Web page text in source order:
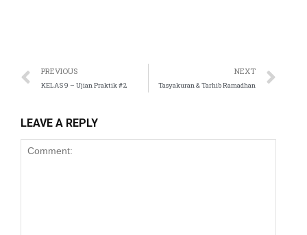
PREVIOUS
KELAS 9 – Ujian Praktik #2
NEXT
Tasyakuran & Tarhib Ramadhan
LEAVE A REPLY